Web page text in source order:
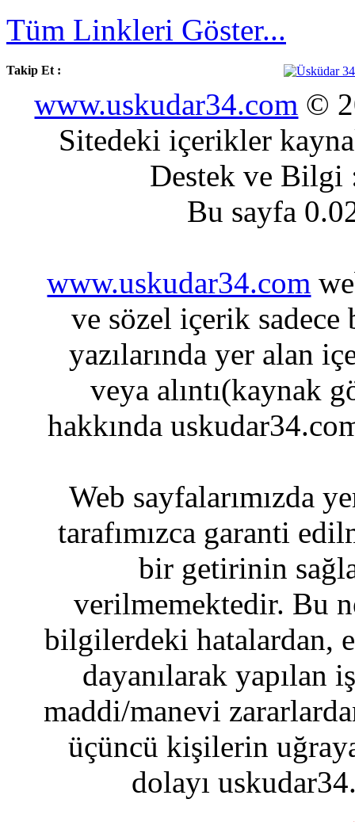
Tüm Linkleri Göster...
Takip Et :
www.uskudar34.com ©
Sitedeki içerikler
Destek ve
Bu sayfa
www.uskudar34.com
ve sözel içerik sadece
yazılarında yer alan
veya alıntı(kaynak
hakkında
Web sayfalarımızda
tarafımızca garanti
bir getirinin
verilmemektedir. Bu
bilgilerdeki hatalardan,
dayanılarak yapılan
maddi/manevi
üçüncü kişilerin
dolayı